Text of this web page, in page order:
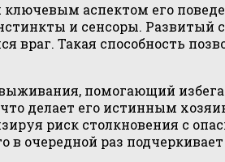
аспектом его
и сенсоры. Развитый
Такая способность
помогающий
делает его истинным
риск столкновения с
очередной раз